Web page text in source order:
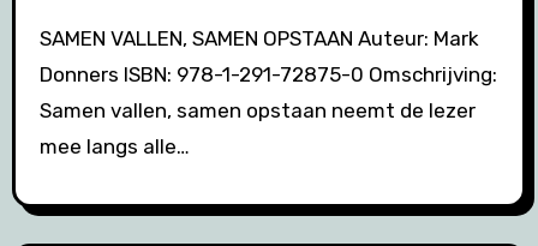
SAMEN VALLEN, SAMEN OPSTAAN Auteur: Mark
Donners ISBN: 978-1-291-72875-0 Omschrijving:
Samen vallen, samen opstaan neemt de lezer
mee langs alle…